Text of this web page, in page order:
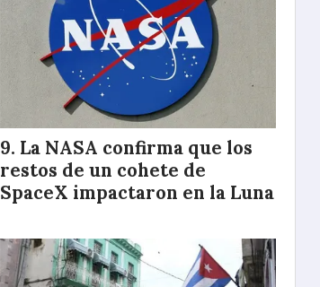
La NASA confirma que los
restos de un cohete de
SpaceX impactaron en la Luna